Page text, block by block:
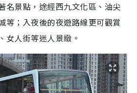
名景點，途經西九文化區、油尖
等；入夜後的夜遊路線更可觀賞
女人街等迷人景緻。